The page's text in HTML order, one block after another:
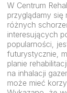
W Centrum
przyglądamy
różnych
interesujących
popularności,
futurystycznie,
planie
na inhalacji
może mieć